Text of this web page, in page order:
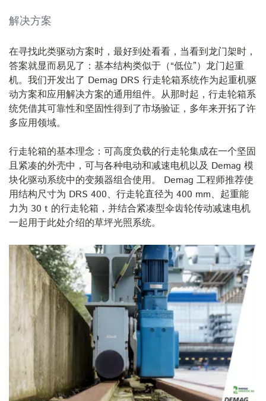
解决方案
在寻找此类驱动方案时，最好到处看看，当看到龙门架时，
答案就显而易见了：基本结构类似于（“低位”）龙门起重
机。我们开发出了 Demag DRS 行走轮箱系统作为起重机驱
动方案和应用解决方案的通用组件。从那时起，行走轮箱系
统凭借其可靠性和坚固性得到了市场验证，多年来开拓了许
多应用领域。
行走轮箱的基本理念：可高度负载的行走轮集成在一个坚固
且紧凑的外壳中，可与各种电动和减速电机以及 Demag 模
块化驱动系统中的变频器组合使用。 Demag 工程师推荐使
用结构尺寸为 DRS 400、行走轮直径为 400 mm、起重能
力为 30 t 的行走轮箱，并结合紧凑型伞齿轮传动减速电机
一起用于此处介绍的草坪光照系统。